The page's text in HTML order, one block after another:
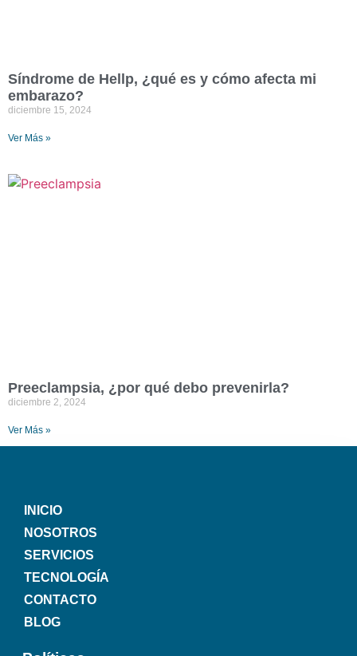
Síndrome de Hellp, ¿qué es y cómo afecta mi
embarazo?
diciembre 15, 2024
Ver Más »
Preeclampsia, ¿por qué debo prevenirla?
diciembre 2, 2024
Ver Más »
INICIO
NOSOTROS
SERVICIOS
TECNOLOGÍA
CONTACTO
BLOG